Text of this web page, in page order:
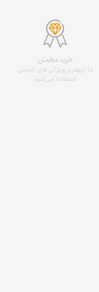
خرید مطمئن
ما از‌بهترین‌ویژگی‌های امنیتی
استفاده می‌کنیم